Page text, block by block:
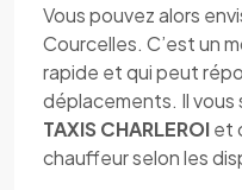
Vous pouvez alors
Courcelles. C’est un
rapide et qui peut
déplacements. Il
TAXIS CHARLEROIet
chauffeur selon les